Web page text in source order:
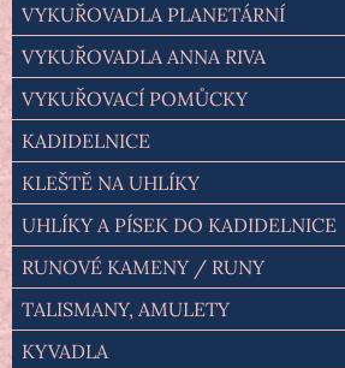
VYKUŘOVADLA PLANETÁRNÍ
VYKUŘOVADLA ANNA RIVA
VYKUŘOVACÍ POMŮCKY
KADIDELNICE
KLEŠTĚ NA UHLÍKY
UHLÍKY A PÍSEK DO KADIDELNICE
RUNOVÉ KAMENY / RUNY
TALISMANY, AMULETY
KYVADLA